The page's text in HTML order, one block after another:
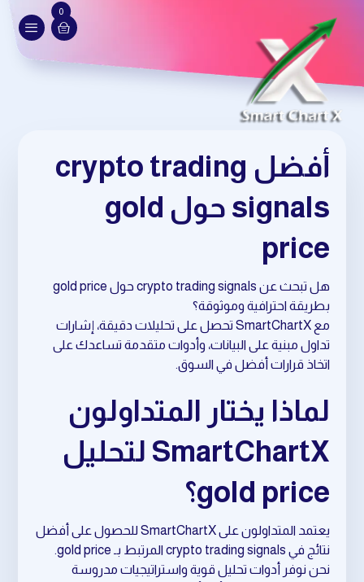
0
أفضل crypto trading
signals حول gold
price
هل تبحث عن crypto trading signals حول gold price
بطريقة احترافية وموثوقة؟
مع SmartChartX تحصل على تحليلات دقيقة، إشارات
تداول مبنية على البيانات، وأدوات متقدمة تساعدك على
اتخاذ قرارات أفضل في السوق.
لماذا يختار المتداولون
SmartChartX لتحليل
gold price؟
يعتمد المتداولون على SmartChartX للحصول على أفضل
نتائج في crypto trading signals المرتبط بـ gold price.
نحن نوفر أدوات تحليل قوية واستراتيجيات مدروسة